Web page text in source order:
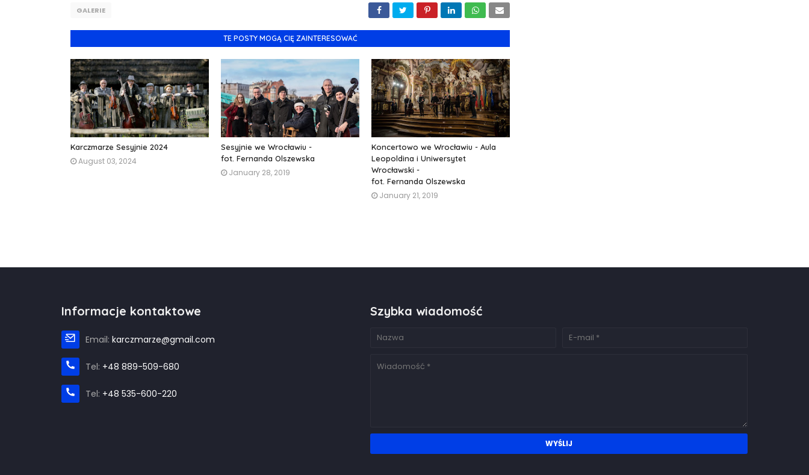
GALERIE
TE POSTY MOGĄ CIĘ ZAINTERESOWAĆ
Karczmarze Sesyjnie 2024
August 03, 2024
Sesyjnie we Wrocławiu -
fot. Fernanda Olszewska
January 28, 2019
Koncertowo we Wrocławiu - Aula
Leopoldina i Uniwersytet
Wrocławski -
fot. Fernanda Olszewska
January 21, 2019
Informacje kontaktowe
Email: karczmarze@gmail.com
Tel: +48 889-509-680
Tel: +48 535-600-220
Szybka wiadomość